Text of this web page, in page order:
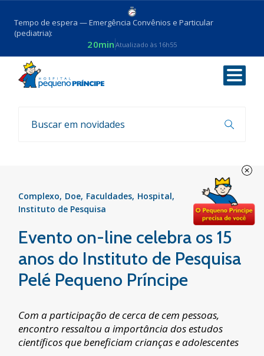
Tempo de espera — Emergência Convênios e Particular
(pediatria):
20min Atualizado às 16h55
Voltar
Notícias
Complexo Doe Faculdades Hospital
Instituto de Pesquisa
Evento on-line celebra os 15
anos do Instituto de Pesquisa
Pelé Pequeno Príncipe
Com a participação de cerca de cem pessoas,
encontro ressaltou a importância dos estudos
científicos que beneficiam crianças e adolescentes